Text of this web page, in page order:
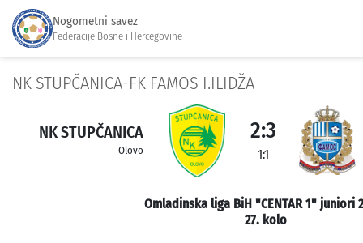
Nogometni savez
Federacije Bosne i Hercegovine
NK STUPČANICA-FK FAMOS I.ILIDŽA
NK STUPČANICA
Olovo
2:3
1:1
Omladinska liga BiH "CENTAR 1" juniori
27. kolo